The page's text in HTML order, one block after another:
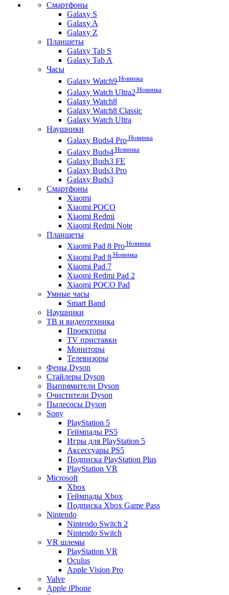
Смартфоны
Galaxy S
Galaxy A
Galaxy Z
Планшеты
Galaxy Tab S
Galaxy Tab A
Часы
Galaxy Watch9 Новинка
Galaxy Watch Ultra2 Новинка
Galaxy Watch8
Galaxy Watch8 Classic
Galaxy Watch Ultra
Наушники
Galaxy Buds4 Pro Новинка
Galaxy Buds4 Новинка
Galaxy Buds3 FE
Galaxy Buds3 Pro
Galaxy Buds3
Смартфоны
Xiaomi
Xiaomi POCO
Xiaomi Redmi
Xiaomi Redmi Note
Планшеты
Xiaomi Pad 8 Pro Новинка
Xiaomi Pad 8 Новинка
Xiaomi Pad 7
Xiaomi Redmi Pad 2
Xiaomi POCO Pad
Умные часы
Smart Band
Наушники
ТВ и видеотехника
Проекторы
TV приставки
Мониторы
Телевизоры
Фены Dyson
Стайлеры Dyson
Выпрямители Dyson
Очистители Dyson
Пылесосы Dyson
Sony
PlayStation 5
Геймпады PS5
Игры для PlayStation 5
Аксессуары PS5
Подписка PlayStation Plus
PlayStation VR
Microsoft
Xbox
Геймпады Xbox
Подписка Xbox Game Pass
Nintendo
Nintendo Switch 2
Nintendo Switch
VR шлемы
PlayStation VR
Oculus
Apple Vision Pro
Valve
Apple iPhone